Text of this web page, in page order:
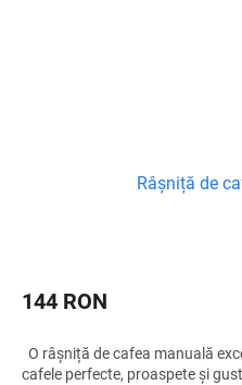
Râșniță de
144 RON
O râșniță de cafea manuală
cafele perfecte, proaspete și